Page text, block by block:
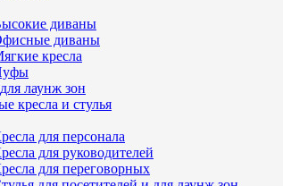
диваны
диваны
кресла
лаунж зон
кресла и стулья
для персонала
для руководителей
для переговорных